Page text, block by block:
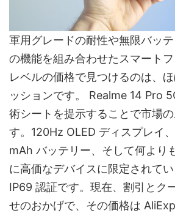
軍用グレードの耐性や無限バッ
の機能を組み合わせたスマート
レベルの価格で見つけるのは、
ッションです。 Realme 14 Pro
術シートを提示することで市場
す。120Hz OLED ディスプレイ
mAh バッテリー、そして何より
に高価なデバイスに限定されて
IP69 認証です。現在、割引とク
せのおかげで、その価格は